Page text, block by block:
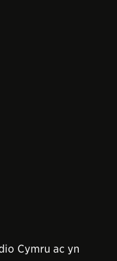
Cymru ac yn